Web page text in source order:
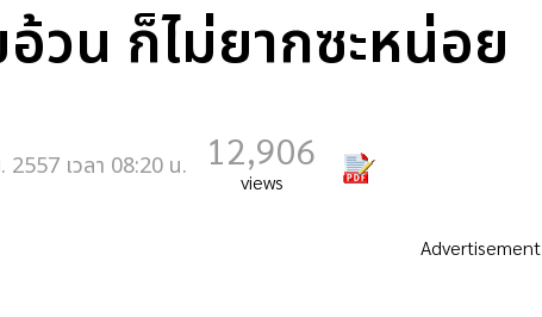
วน ก็ไม่ยากซะหน่อย
2557 เวลา 08:20 น. 12,906
views
Advertisement